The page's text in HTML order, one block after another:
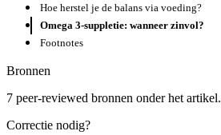
Hoe herstel je de balans via voeding?
Omega 3-suppletie: wanneer zinvol?
Footnotes
Bronnen
7 peer-reviewed bronnen onder het artikel.
Correctie nodig?